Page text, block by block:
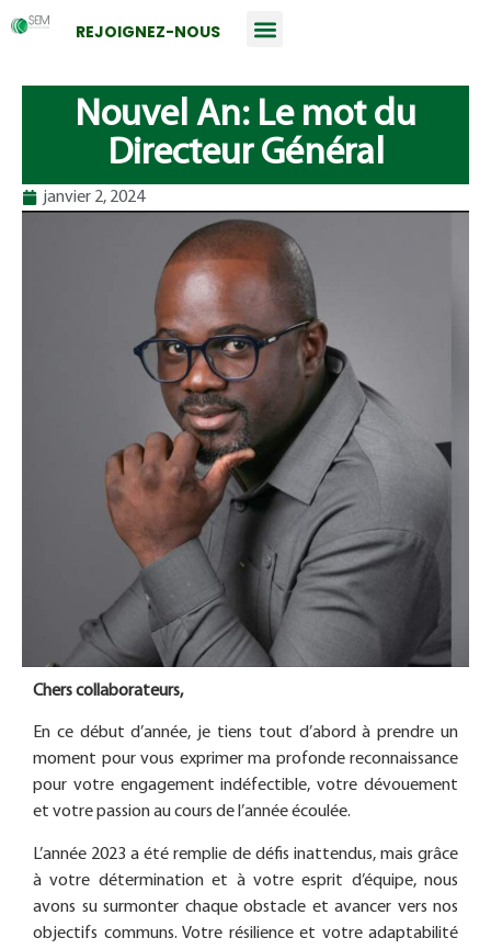
REJOIGNEZ-NOUS
Nouvel An: Le mot du
Directeur Général
janvier 2, 2024
Chers collaborateurs,
En ce début d’année, je tiens tout d’abord à prendre un
moment pour vous exprimer ma profonde reconnaissance
pour votre engagement indéfectible, votre dévouement
et votre passion au cours de l’année écoulée.
L’année 2023 a été remplie de défis inattendus, mais grâce
à votre détermination et à votre esprit d’équipe, nous
avons su surmonter chaque obstacle et avancer vers nos
objectifs communs. Votre résilience et votre adaptabilité